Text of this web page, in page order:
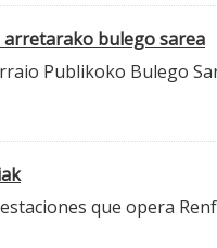
arretarako bulego sarea
Publikoko Bulego
que opera